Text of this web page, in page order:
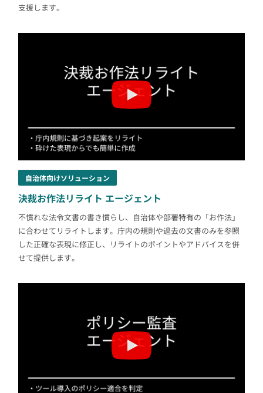
支援します。
自治体向けソリューション
決裁お作法リライト エージェント
不慣れな法令文書の書き慣らし、自治体や部署特有の「お作法」
に合わせてリライトします。庁内の規則や過去の文書のみを参照
した正確な表現に修正し、リライトのポイントやアドバイスを併
せて提供します。